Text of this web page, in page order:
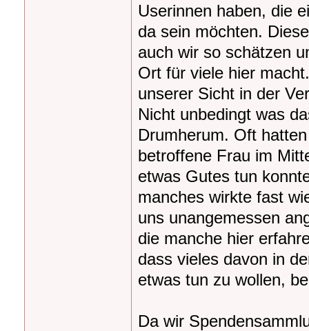
Userinnen haben, die
da sein möchten.
auch wir so schätzen
Ort für viele hier
unserer Sicht in der
Nicht unbedingt was
Drumherum. Oft
betroffene Frau im
etwas Gutes tun
manches wirkte fast
uns unangemessen
die manche hier
dass vieles davon in
etwas tun zu wollen,
Da wir